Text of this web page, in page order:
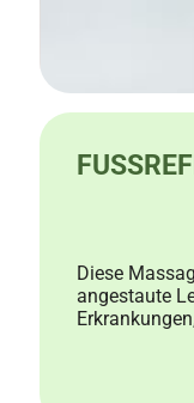
Diese
angestaute